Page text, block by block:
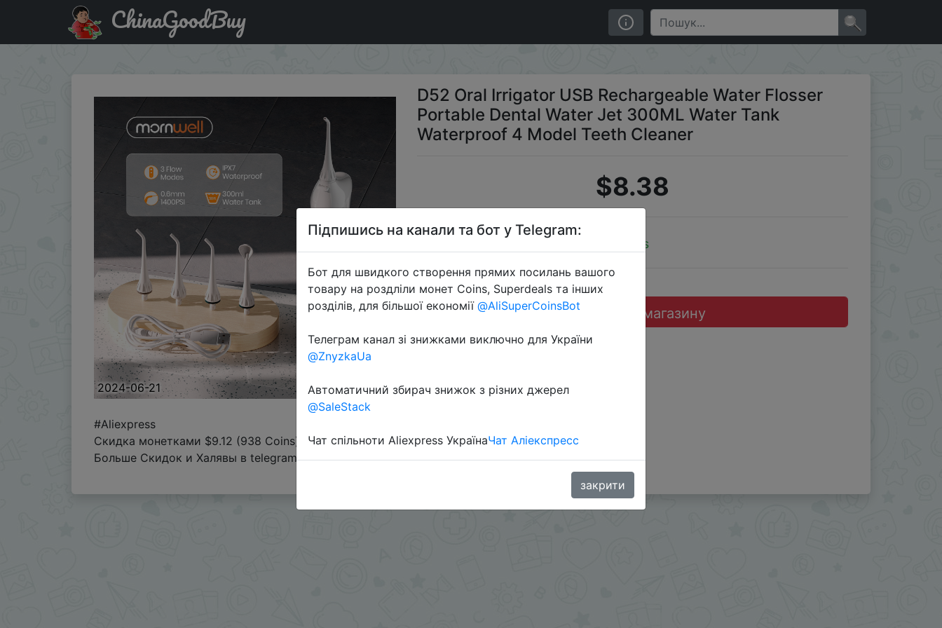
Придбати по акціи D52 Oral Irrigator USB Rechargeable Water Flosser Portable Dental Water Jet 300ML Water Tank Waterproof 4 Model Teeth Cleaner
ChinaGoodBuy
2024-06-21
D52 Oral Irrigator USB Rechargeable Water Flosser
Portable Dental Water Jet 300ML Water Tank
Waterproof 4 Model Teeth Cleaner
$8.38
Coins
Перейти до магазину
#Aliexpress
Скидка монетками $9.12 (938 Coins) в приложении.
Больше Скидок и Халявы в telegramt.me/%2B8jHVizJO6XY3M2Qy
Підпишись на канали та бот у Telegram:
Бот для швидкого створення прямих посилань вашого
товару на роздліли монет Coins, Superdeals та інших
розділів, для більшої економії @AliSuperCoinsBot
Телеграм канал зі знижками виключно для України
@ZnyzkaUa
Автоматичний збирач знижок з різних джерел
@SaleStack
Чат спільноти Aliexpress УкраїнаЧат Аліекспресс
закрити